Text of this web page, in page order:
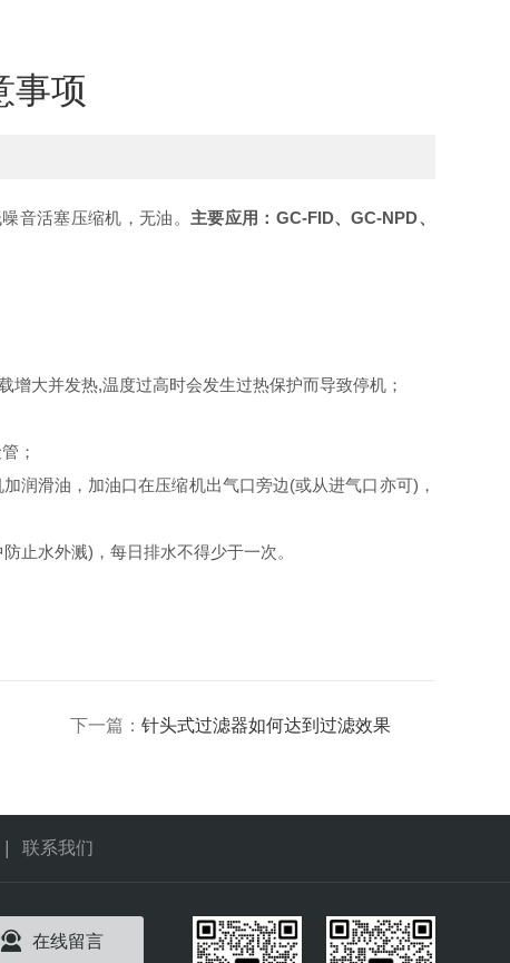
事项
音活塞压缩机，无油。 主要应用：GC-FID、GC-NPD、
大并发热,温度过高时会发生过热保护而导致停机；
；
滑油，加油口在压缩机出气口旁边(或从进气口亦可)，
水外溅)，每日排水不得少于一次。
下一篇： 针头式过滤器如何达到过滤效果
联系我们
在线留言